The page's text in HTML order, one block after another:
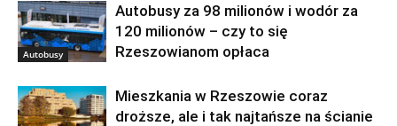
Autobusy
Autobusy za 98 milionów i wodór za
120 milionów – czy to się
Rzeszowianom opłaca
Mieszkania w Rzeszowie coraz
droższe, ale i tak najtańsze na ścianie